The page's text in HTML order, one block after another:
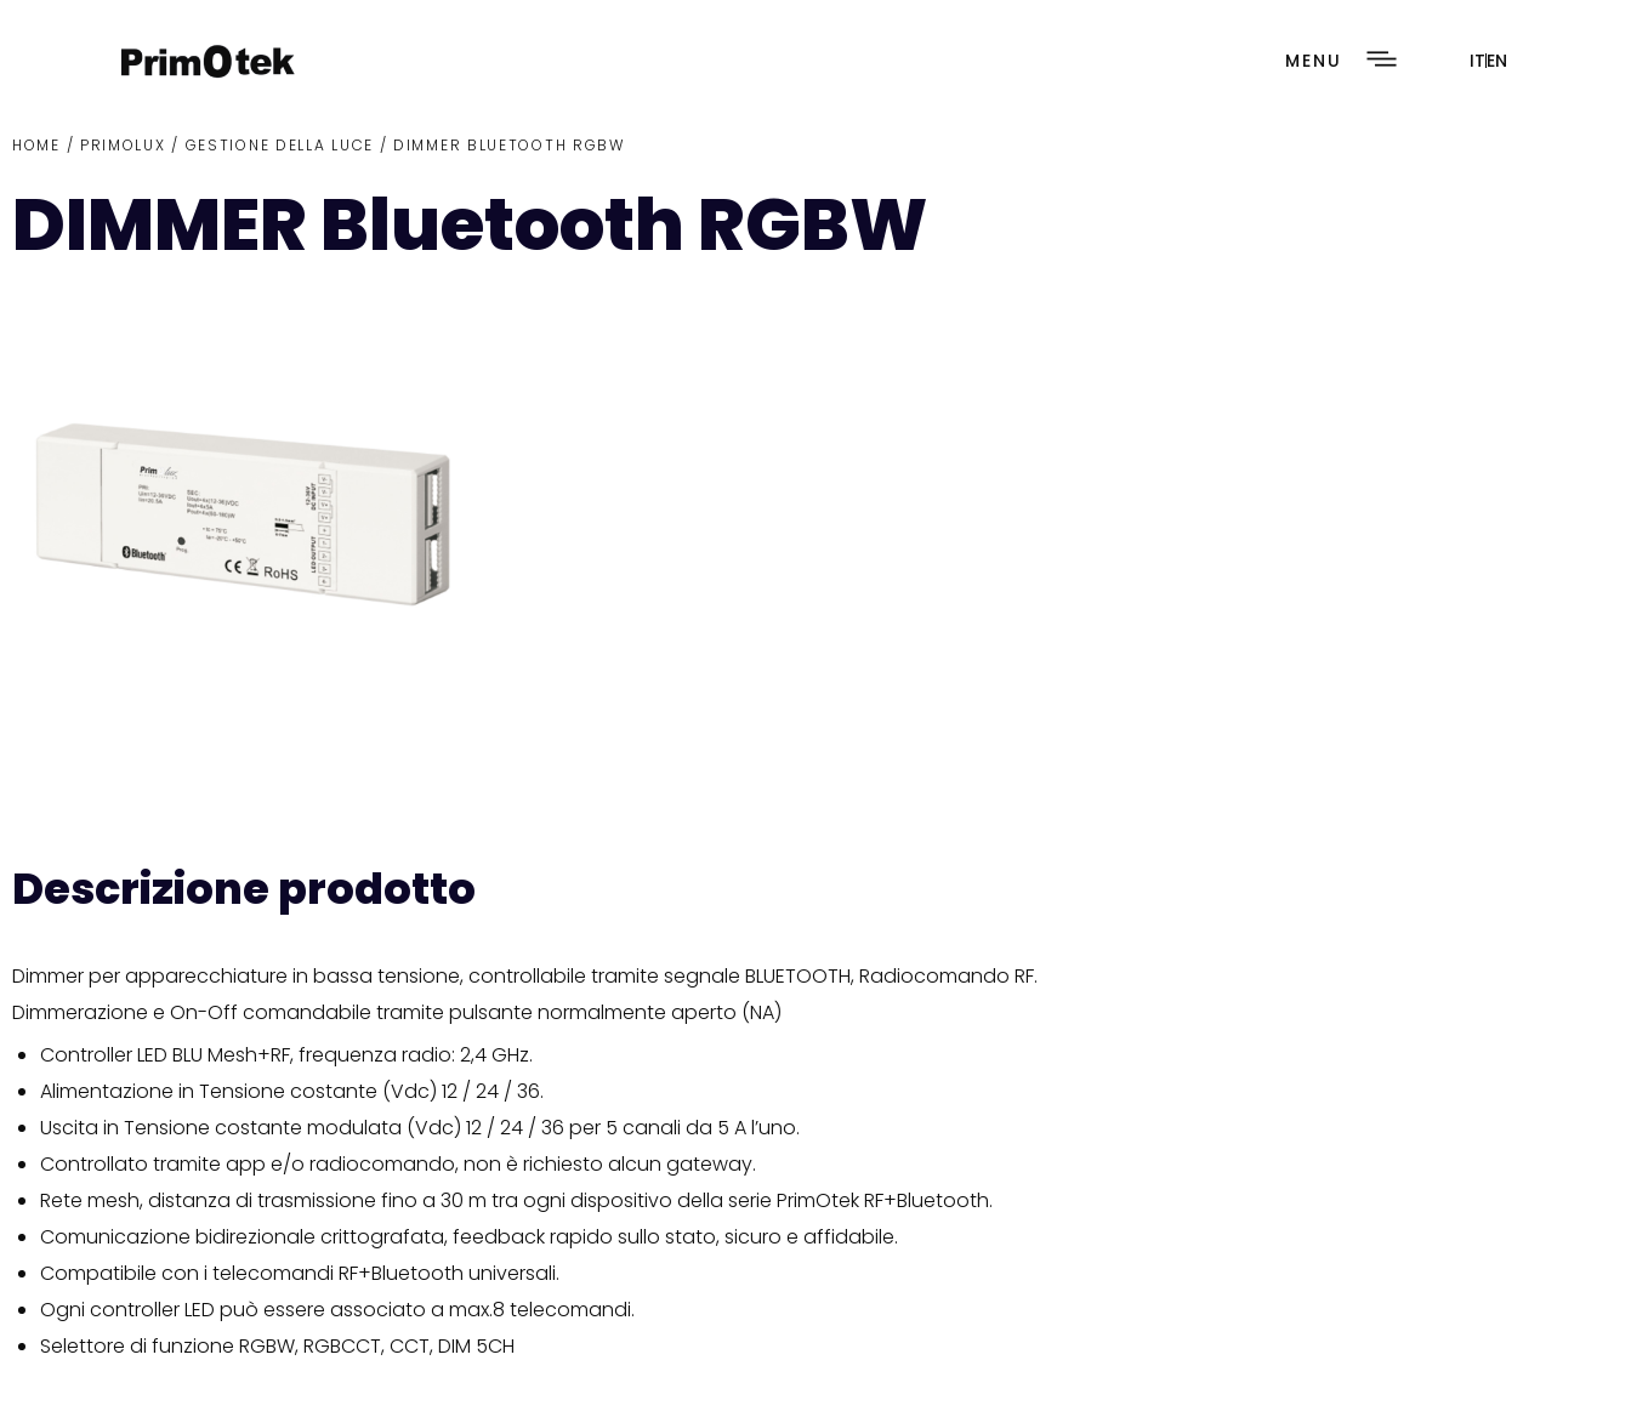
MENU ITEN
HOME / PRIMOLUX / GESTIONE DELLA LUCE / DIMMER BLUETOOTH RGBW
DIMMER Bluetooth RGBW
Descrizione prodotto
Dimmer per apparecchiature in bassa tensione, controllabile tramite segnale BLUETOOTH, Radiocomando RF.
Dimmerazione e On-Off comandabile tramite pulsante normalmente aperto (NA)
Controller LED BLU Mesh+RF, frequenza radio: 2,4 GHz.
Alimentazione in Tensione costante (Vdc) 12 / 24 / 36.
Uscita in Tensione costante modulata (Vdc) 12 / 24 / 36 per 5 canali da 5 A l’uno.
Controllato tramite app e/o radiocomando, non è richiesto alcun gateway.
Rete mesh, distanza di trasmissione fino a 30 m tra ogni dispositivo della serie PrimOtek RF+Bluetooth.
Comunicazione bidirezionale crittografata, feedback rapido sullo stato, sicuro e affidabile.
Compatibile con i telecomandi RF+Bluetooth universali.
Ogni controller LED può essere associato a max.8 telecomandi.
Selettore di funzione RGBW, RGBCCT, CCT, DIM 5CH